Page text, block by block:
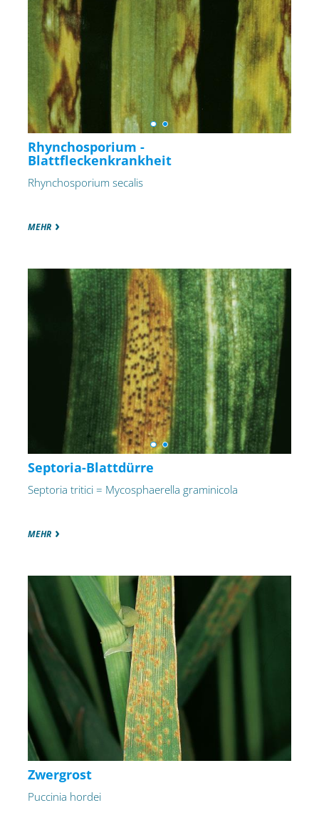
Rhynchosporium -
Blattfleckenkrankheit
Rhynchosporium secalis
MEHR
Septoria-Blattdürre
Septoria tritici = Mycosphaerella graminicola
MEHR
Zwergrost
Puccinia hordei